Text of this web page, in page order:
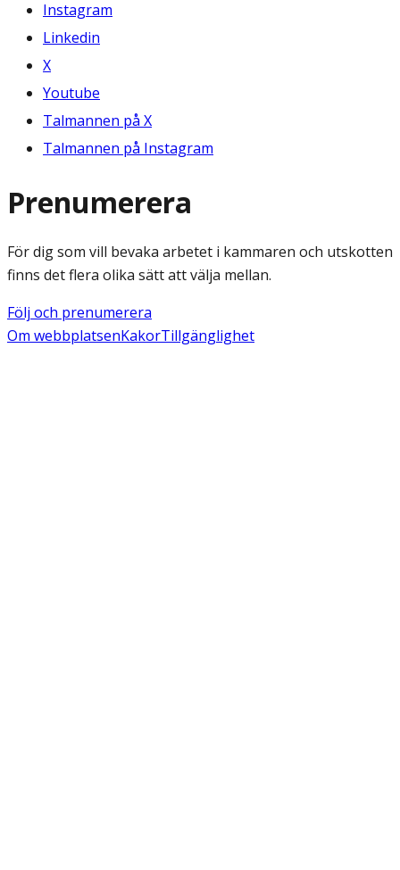
Instagram
Linkedin
X
Youtube
Talmannen på X
Talmannen på Instagram
Prenumerera
För dig som vill bevaka arbetet i kammaren och utskotten
finns det flera olika sätt att välja mellan.
Följ och prenumerera
Om webbplatsenKakorTillgänglighet